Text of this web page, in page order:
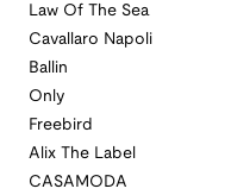
Law Of The Sea
Cavallaro Napoli
Ballin
Only
Freebird
Alix The Label
CASAMODA